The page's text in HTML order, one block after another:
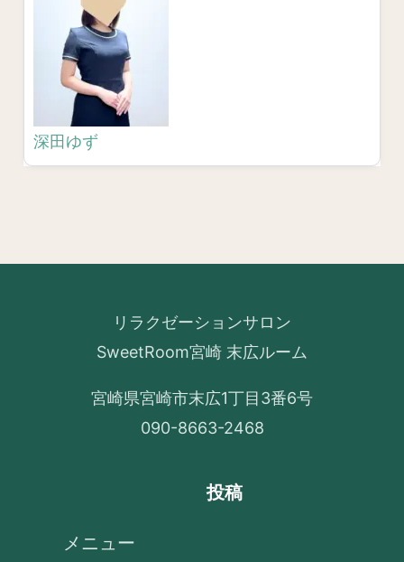
深田ゆず
リラクゼーションサロン
SweetRoom宮崎 末広ルーム
宮崎県宮崎市末広1丁目3番6号
090-8663-2468
投稿
メニュー